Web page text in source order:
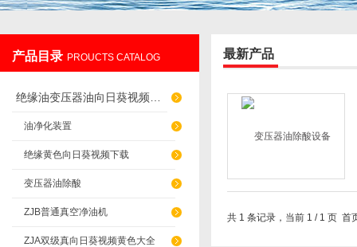
重庆向日葵色板APP过滤设备制造有限公司
产品目录 PROUCTS CATALOG
油净化装置
绝缘黄色向日葵视频下载
变压器油除酸
ZJB普通真空净油机
ZJA双级真向日葵视频黄色大全
最新产品
共 1 条记录，当前 1 / 1